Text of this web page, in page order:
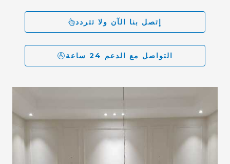
إتصل بنا الآن ولا تتردد
التواصل مع الدعم 24 ساعة